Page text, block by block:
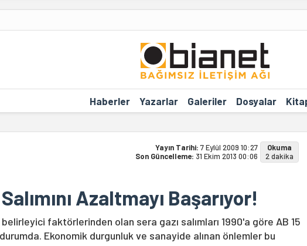
Haberler Yazarlar Galeriler Dosyalar
Yayın Tarihi: 7 Eylül 2009 10:27
Son Güncelleme: 31 Ekim 2013 00:06
Okuma
2 dakika
Azaltmayı Başarıyor!
faktörlerinden olan sera gazı salımları 1990'a göre AB 15
Ekonomik durgunluk ve sanayide alınan önlemler bu